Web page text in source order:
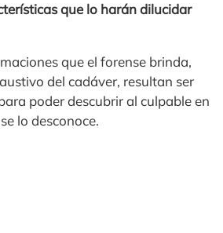
que lo harán dilucidar
que el forense brinda,
del cadáver, resultan ser
poder descubrir al culpable en
lo desconoce.